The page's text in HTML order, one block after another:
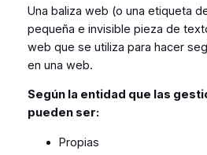
Una baliza web (o una etiqueta
pequeña e invisible pieza de
web que se utiliza para hacer
en una web.
Según la entidad que las
pueden ser:
Propias